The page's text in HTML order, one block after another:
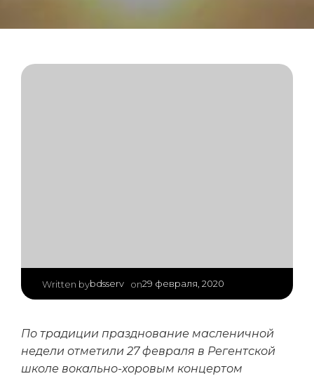
Written bybdsserv on29 февраля, 2020
По традиции празднование масленичной
недели отметили 27 февраля в Регентской
школе вокально-хоровым концертом